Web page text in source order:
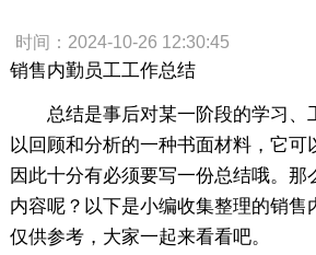
时间：2024-10-26 12:30:45
销售内勤员工工作总结
总结是事后对某一阶段的学习、
以回顾和分析的一种书面材料，它可
因此十分有必须要写一份总结哦。那
内容呢？以下是小编收集整理的销售
仅供参考，大家一起来看看吧。